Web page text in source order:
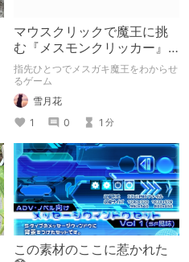
マウスクリックで魔王に挑
む『メスモンクリッカー』
体験版プレイしてみた
指先ひとつでメスガキ魔王をわからせ
るゲーム
雪月花
1
0 1 分
この素材のここに惹かれた